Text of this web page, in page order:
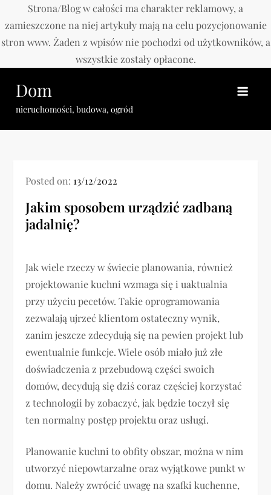
Strona/Blog w całości ma charakter reklamowy, a
zamieszczone na niej artykuły mają na celu pozycjonowanie
stron www. Żaden z wpisów nie pochodzi od użytkowników, a
wszystkie zostały opłacone.
content
Dom
nieruchomości, budowa, ogród
Posted on: 13/12/2022
Jakim sposobem urządzić zadbaną
jadalnię?
Jak wiele rzeczy w świecie planowania, również
projektowanie kuchni wzmaga się i uaktualnia
przy użyciu pecetów. Takie oprogramowania
zezwalają ujrzeć klientom ostateczny wynik,
zanim jeszcze zdecydują się na pewien projekt lub
ewentualnie funkcje. Wiele osób miało już złe
doświadczenia z przebudową części swoich
domów, decydują się dziś coraz częściej korzystać
z technologii by zobaczyć, jak będzie toczył się
ten normalny postęp projektu oraz usługi.
Planowanie kuchni to obfity obszar, można w nim
utworzyć niepowtarzalne oraz wyjątkowe punkt w
domu. Należy zwrócić uwagę na szafki kuchenne,